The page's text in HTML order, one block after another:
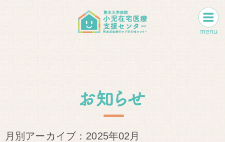
月別アーカイブ：2025年02月